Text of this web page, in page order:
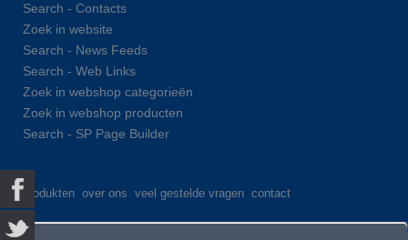
Search - Contacts
Zoek in website
Search - News Feeds
Search - Web Links
Zoek in webshop categorieën
Zoek in webshop producten
Search - SP Page Builder
produkten over ons veel gestelde vragen contact